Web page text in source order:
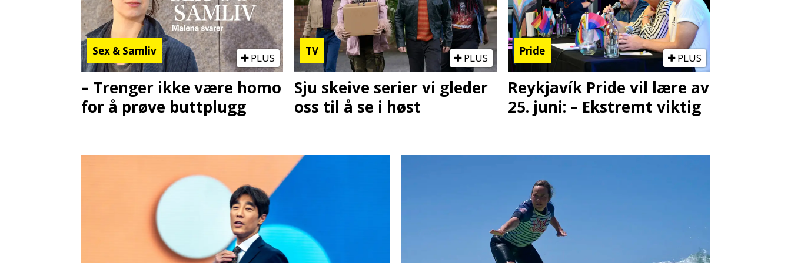
Sex & Samliv
PLUS
– Trenger ikke være homo
for å prøve buttplugg
TV
PLUS
Sju skeive serier vi gleder
oss til å se i høst
Pride
PLUS
Reykjavík Pride vil lære av
25. juni: – Ekstremt viktig